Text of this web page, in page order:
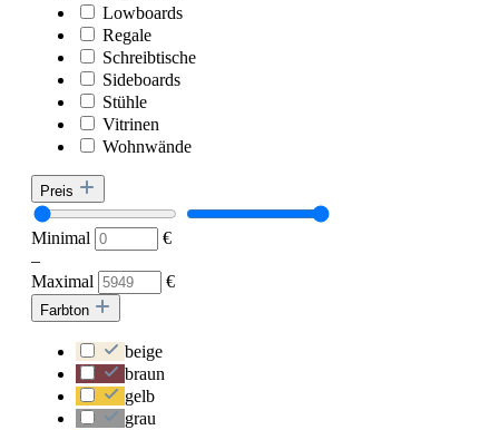
Lowboards
Regale
Schreibtische
Sideboards
Stühle
Vitrinen
Wohnwände
Preis
Minimal
€
–
Maximal
€
Farbton
beige
braun
gelb
grau